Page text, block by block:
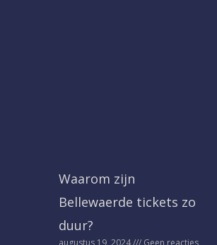
Waarom zijn
Bellewaerde tickets zo
duur?
augustus 19, 2024 Geen reacties